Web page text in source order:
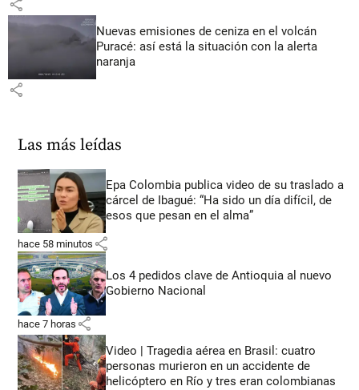
share
Nuevas emisiones de ceniza en el volcán
Puracé: así está la situación con la alerta
naranja
share
Las más leídas
Epa Colombia publica video de su traslado a
cárcel de Ibagué: “Ha sido un día difícil, de
esos que pesan en el alma”
hace 58 minutos share
Los 4 pedidos clave de Antioquia al nuevo
Gobierno Nacional
hace 7 horas share
Video | Tragedia aérea en Brasil: cuatro
personas murieron en un accidente de
helicóptero en Río y tres eran colombianas